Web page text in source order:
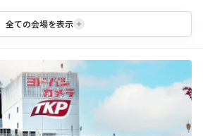
全ての会場を表示